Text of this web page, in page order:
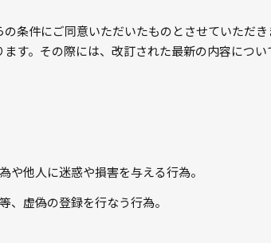
条件にご同意いただいたものとさせていただ
す。その際には、改訂された最新の内容につ
や他人に迷惑や損害を与える行為。
、虚偽の登録を行なう行為。